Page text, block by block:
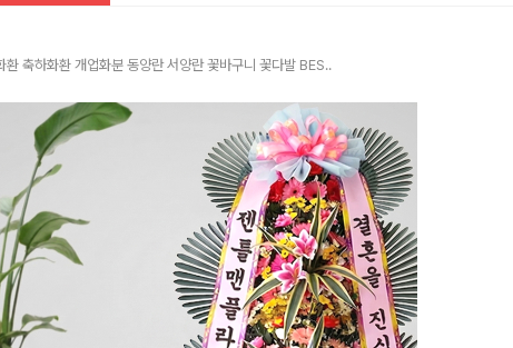
환 축하화환 개업화분 동양란 서양란 꽃바구니 꽃다발 BES..